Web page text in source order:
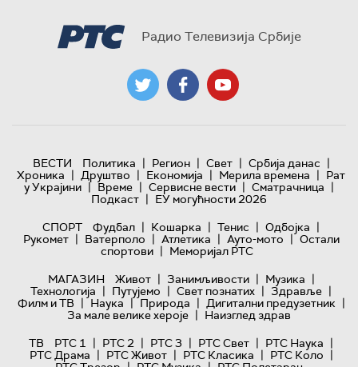
Радио Телевизија Србије
ВЕСТИ Политика | Регион | Свет | Србија данас |
Хроника | Друштво | Економија | Мерила времена | Рат
у Украјини | Време | Сервисне вести | Сматрачница |
Подкаст | ЕУ могућности 2026
СПОРТ
Фудбал | Кошарка | Тенис | Одбојка |
Рукомет | Ватерполо | Атлетика | Ауто-мото | Остали
спортови | Меморијал РТС
МАГАЗИН
Живот | Занимљивости | Музика |
Технологијa | Путујемо | Свет познатих | Здравље |
Филм и ТВ | Наука | Природа | Дигитални предузетник |
За мале велике хероје | Наизглед здрав
ТВ
РТС 1 | РТС 2 | РТС 3 | РТС Свет | РТС Наука |
РТС Драма | РТС Живот | РТС Класика | РТС Коло |